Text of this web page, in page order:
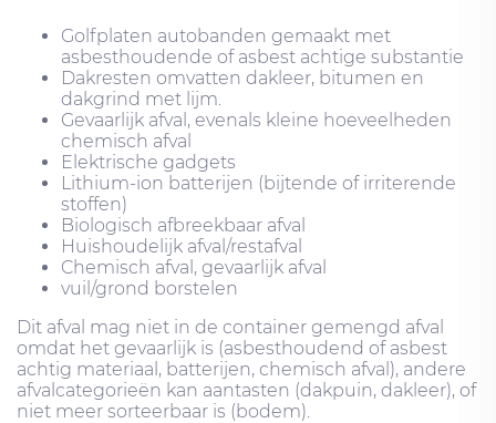
Golfplaten autobanden gemaakt met
asbesthoudende of asbest achtige substantie
Dakresten omvatten dakleer, bitumen en
dakgrind met lijm.
Gevaarlijk afval, evenals kleine hoeveelheden
chemisch afval
Elektrische gadgets
Lithium-ion batterijen (bijtende of irriterende
stoffen)
Biologisch afbreekbaar afval
Huishoudelijk afval/restafval
Chemisch afval, gevaarlijk afval
vuil/grond borstelen
Dit afval mag niet in de container gemengd afval
omdat het gevaarlijk is (asbesthoudend of asbest
achtig materiaal, batterijen, chemisch afval), andere
afvalcategorieën kan aantasten (dakpuin, dakleer), of
niet meer sorteerbaar is (bodem).